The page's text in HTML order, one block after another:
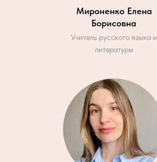
Мироненко Елена
Борисовна
Учитель русского языка и
литературы